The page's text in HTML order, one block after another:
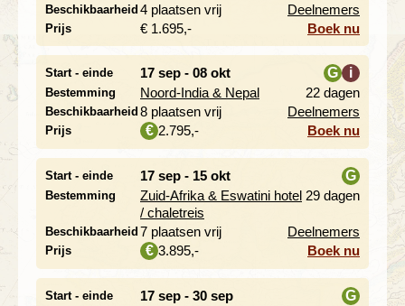
Beschikbaarheid 4 plaatsen vrij Deelnemers
Prijs € 1.695,- Boek nu
Start - einde 17 sep - 08 okt
Bestemming Noord-India & Nepal
G
i
22 dagen
Beschikbaarheid 8 plaatsen vrij Deelnemers
Prijs € 2.795,- Boek nu
Start - einde 17 sep - 15 okt
Bestemming
Zuid-Afrika & Eswatini hotel
/ chaletreis
G
29 dagen
Beschikbaarheid 7 plaatsen vrij Deelnemers
Prijs € 3.895,- Boek nu
Start - einde 17 sep - 30 sep G